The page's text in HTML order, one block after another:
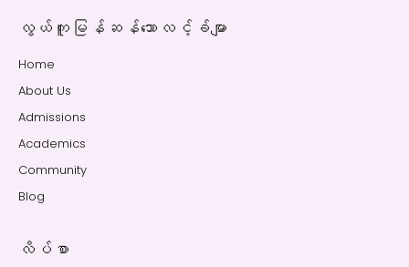
လွယ်ကူမြန်ဆန်သောလင့်ခ်မျာ
Home
About Us
Admissions
Academics
Community
Blog
လိပ်စာ